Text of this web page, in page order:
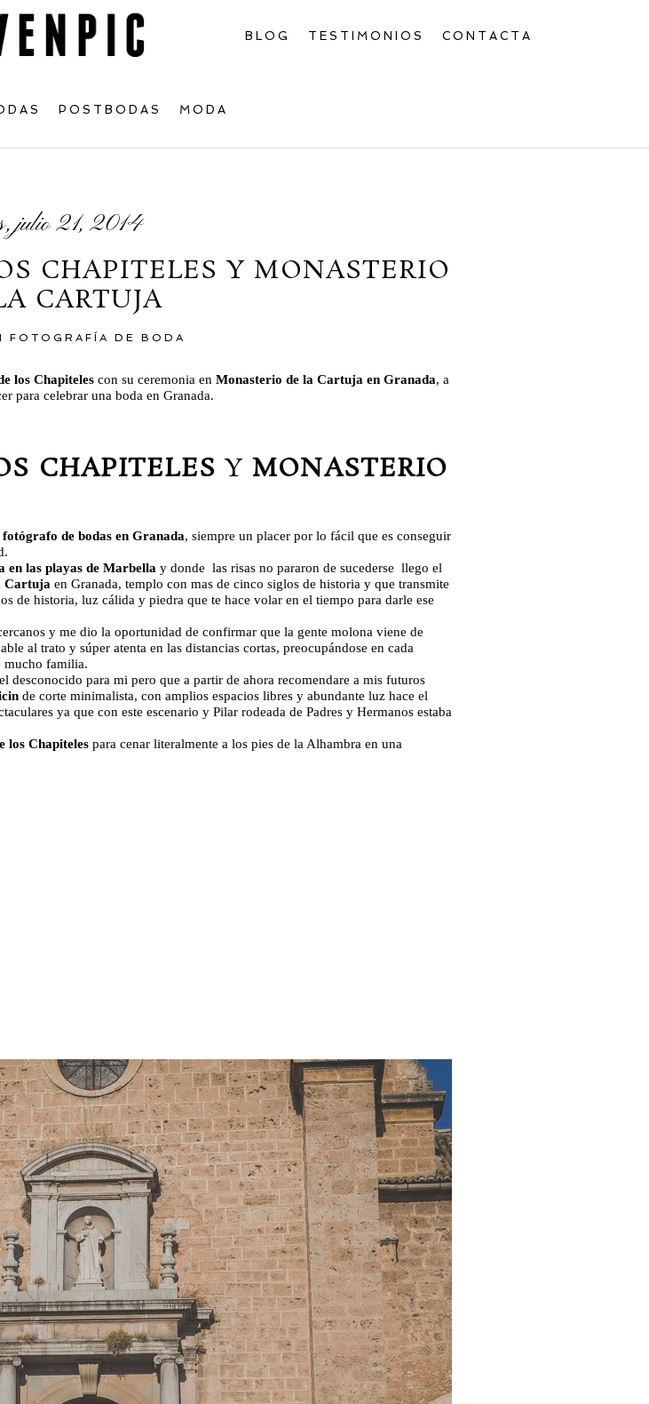
BLOG TESTIMONIOS CONTACTA
POSTBODAS MODA
julio 21, 2014
CHAPITELES Y MONASTERIO
CARTUJA
FOTOGRAFÍA DE BODA
los Chapiteles con su ceremonia en Monasterio de la Cartuja en Granada, a
para celebrar una boda en Granada.
CHAPITELES YMONASTERIO
fotógrafo de bodas en Granada, siempre un placer por lo fácil que es conseguir
en las playas de Marbella y donde las risas no pararon de sucederse llego el
Cartuja en Granada, templo con mas de cinco siglos de historia y que transmite
de historia, luz cálida y piedra que te hace volar en el tiempo para darle ese
y me dio la oportunidad de confirmar que la gente molona viene de
al trato y súper atenta en las distancias cortas, preocupándose en cada
mucho familia.
para mi pero que a partir de ahora recomendare a mis futuros
de corte minimalista, con amplios espacios libres y abundante luz hace el
ya que con este escenario y Pilar rodeada de Padres y Hermanos estaba
los Chapiteles para cenar literalmente a los pies de la Alhambra en una